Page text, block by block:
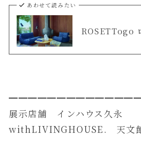
あわせて読みたい
ROSETTogo
展示店舗 インハウス久永
withLIVINGHOUSE. 天文